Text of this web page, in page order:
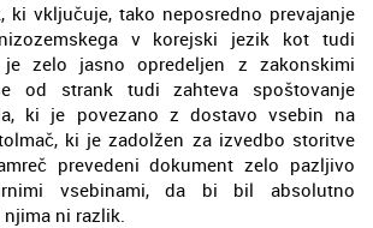
ki vključuje, tako neposredno prevajanje
v korejski jezik kot tudi
zelo jasno opredeljen z zakonskimi
od strank tudi zahteva spoštovanje
ki je povezano z dostavo vsebin na
ki je zadolžen za izvedbo storitve
prevedeni dokument zelo pazljivo
vsebinami, da bi bil absolutno
njima ni razlik.